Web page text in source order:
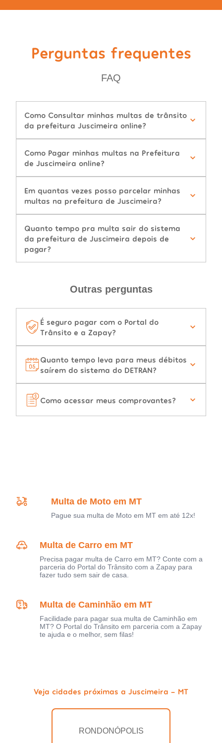
Perguntas frequentes
FAQ
Como Consultar minhas multas de trânsito
da prefeitura Juscimeira online?
Como Pagar minhas multas na Prefeitura
de Juscimeira online?
Em quantas vezes posso parcelar minhas
multas na prefeitura de Juscimeira?
Quanto tempo pra multa sair do sistema
da prefeitura de Juscimeira depois de
pagar?
Outras perguntas
É seguro pagar com o Portal do
Trânsito e a Zapay?
Quanto tempo leva para meus débitos
saírem do sistema do DETRAN?
Como acessar meus comprovantes?
Multa de Moto em MT
Pague sua multa de Moto em MT em até 12x!
Multa de Carro em MT
Precisa pagar multa de Carro em MT? Conte com a
parceria do Portal do Trânsito com a Zapay para
fazer tudo sem sair de casa.
Multa de Caminhão em MT
Facilidade para pagar sua multa de Caminhão em
MT? O Portal do Trânsito em parceria com a Zapay
te ajuda e o melhor, sem filas!
Veja cidades próximas a Juscimeira - MT
RONDONÓPOLIS